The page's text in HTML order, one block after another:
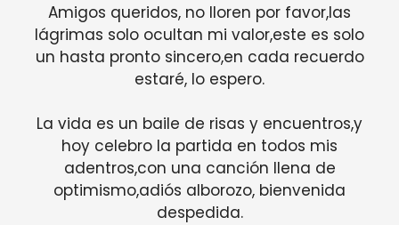
Amigos queridos, no lloren por favor,las
lágrimas solo ocultan mi valor,este es solo
un hasta pronto sincero,en cada recuerdo
estaré, lo espero.
La vida es un baile de risas y encuentros,y
hoy celebro la partida en todos mis
adentros,con una canción llena de
optimismo,adiós alborozo, bienvenida
despedida.